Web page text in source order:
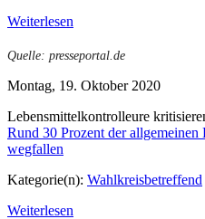
Weiterlesen
Quelle: presseportal.de
Montag, 19. Oktober 2020
Lebensmittelkontrolleure
Rund 30 Prozent der
wegfallen
Kategorie(n): Wahlkreisbetreffend
Weiterlesen